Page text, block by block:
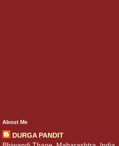
About Me
DURGA PANDIT